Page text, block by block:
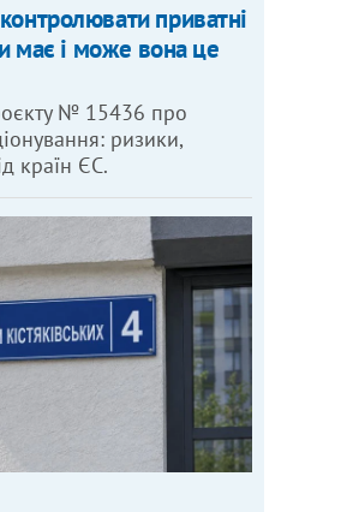
приватні
має і може вона це
№ 15436 про
ризики,
країн ЄС.